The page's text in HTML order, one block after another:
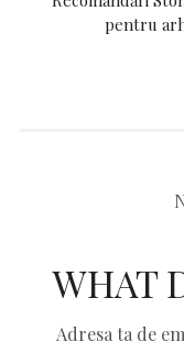
pentru
WHAT
Adresa ta de